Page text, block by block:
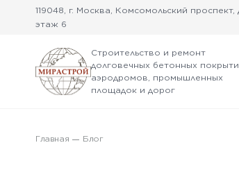
119048, г. Москва, Комсомольский
этаж 6
Строительство и ремонт
долговечных бетонных
аэродромов, промышленных
площадок и дорог
Главная Блог